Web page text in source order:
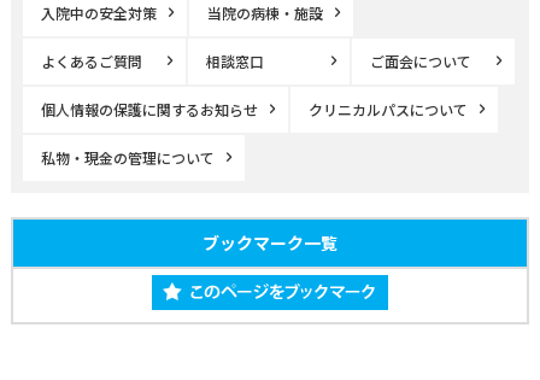
入院中の安全対策 当院の病棟・施設
よくあるご質問 相談窓口 ご面会について
個人情報の保護に関するお知らせ クリニカルパスについて
私物・現金の管理について
ブックマーク一覧